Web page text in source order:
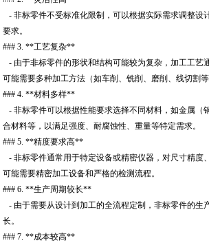
- 非标零件不受标准化限制，可以根据实际需求调整设
要求。
### 3. **工艺复杂**
- 由于非标零件的形状和结构可能较为复杂，加工工艺
可能需要多种加工方法（如车削、铣削、磨削、线切割等
### 4. **材料多样**
- 非标零件可以根据性能要求选择不同材料，如金属（
合材料等，以满足强度、耐腐蚀性、重量等特定需求。
### 5. **精度要求高**
- 非标零件通常用于特定设备或精密仪器，对尺寸精度
可能需要精密加工设备和严格的检测流程。
### 6. **生产周期较长**
- 由于需要从设计到加工的全流程定制，非标零件的生
长。
### 7. **成本较高**